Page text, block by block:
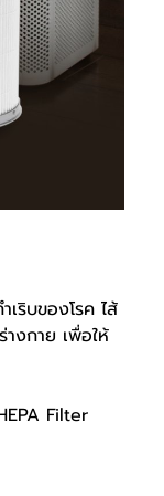
ริบของโรค ไส้
งกาย เพื่อให้
Filter